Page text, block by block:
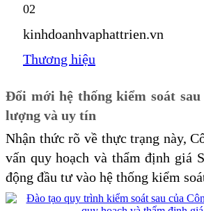
02
kinhdoanhvaphattrien.vn
Thương hiệu
Đổi mới hệ thống kiểm soát sau
lượng và uy tín
Nhận thức rõ về thực trạng này,
vấn quy hoạch và thẩm định giá
động đầu tư vào hệ thống kiểm